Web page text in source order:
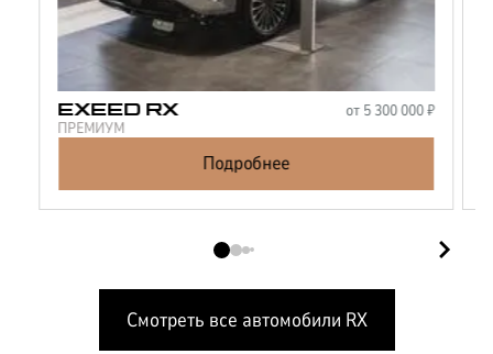
EXEED RX от 5 300 000₽
ПРЕМИУМ
Подробнее
Смотреть все автомобили RX